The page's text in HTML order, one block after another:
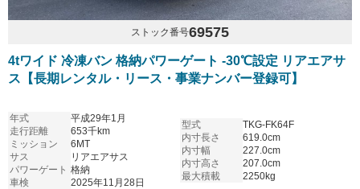
ストック番号69575
4tワイド 冷凍バン 格納パワーゲート -30℃設定 リアエアサ
ス【長期レンタル・リース・事業ナンバー登録可】
年式
平成29年1月
走行距離
653千km
ミッション
6MT
サス
リアエアサス
パワーゲート 格納
車検
2025年11月28日
型式
TKG-FK64F
内寸長さ
619.0cm
内寸幅
227.0cm
内寸高さ
207.0cm
最大積載
2250kg